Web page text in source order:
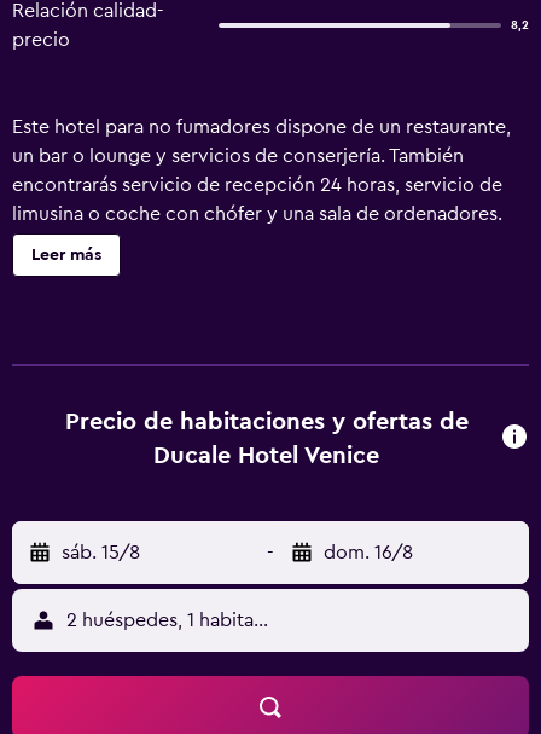
Relación calidad-
precio
8,2
Este hotel para no fumadores dispone de un restaurante,
un bar o lounge y servicios de conserjería. También
encontrarás servicio de recepción 24 horas, servicio de
limusina o coche con chófer y una sala de ordenadores.
Hotel Ducale ofrece 45 alojamientos con caja fuerte y
secador de pelo. Las camas están vestidas con edredón
escritorio y teléfono.
Leer más
Precio de habitaciones y ofertas de
Ducale Hotel Venice
sáb. 15/8 - dom. 16/8
2 huéspedes, 1 habitación